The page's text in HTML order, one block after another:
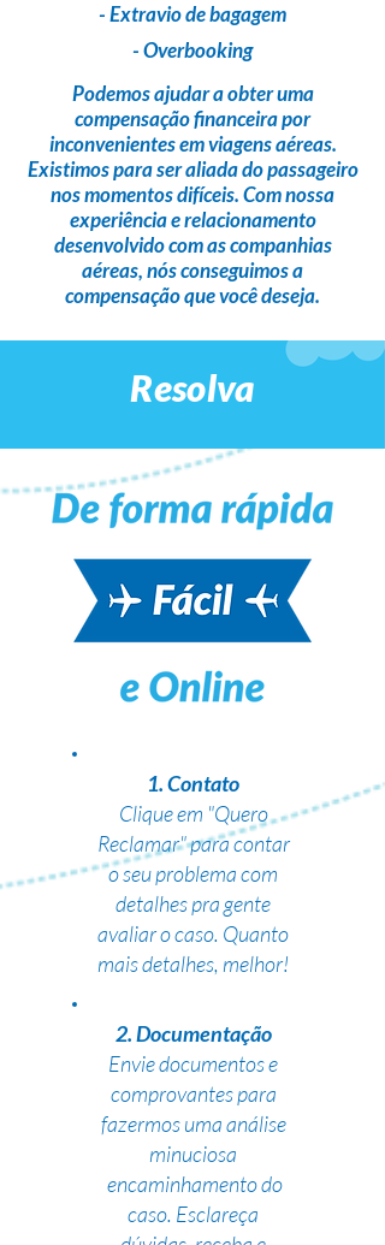
- Extravio de bagagem
- Overbooking
Podemos ajudar a obter uma
compensação financeirapor
inconvenientes em viagens aéreas.
Existimos para seraliada do passageiro
nos momentos difíceis. Com nossa
experiência e relacionamento
desenvolvido com as companhias
aéreas,nós conseguimos a
compensação que você deseja.
Resolva
1. Contato
Clique em "Quero
Reclamar" para contar
o seu problema com
detalhes pra gente
avaliar o caso. Quanto
mais detalhes, melhor!
2. Documentação
Envie documentos e
comprovantes para
fazermos uma análise
minuciosa
encaminhamento do
caso. Esclareça